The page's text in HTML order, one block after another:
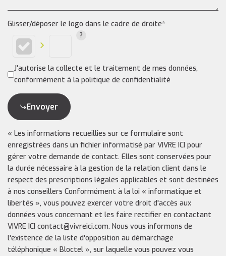
Glisser/déposer le logo dans le cadre de droite*
J'autorise la collecte et le traitement de mes données,
conformément à la politique de confidentialité
Envoyer
« Les informations recueillies sur ce formulaire sont
enregistrées dans un fichier informatisé par VIVRE ICI pour
gérer votre demande de contact. Elles sont conservées pour
la durée nécessaire à la gestion de la relation client dans le
respect des prescriptions légales applicables et sont destinées
à nos conseillers Conformément à la loi « informatique et
libertés », vous pouvez exercer votre droit d'accès aux
données vous concernant et les faire rectifier en contactant
VIVRE ICI contact@vivreici.com. Nous vous informons de
l'existence de la liste d'opposition au démarchage
téléphonique « Bloctel », sur laquelle vous pouvez vous